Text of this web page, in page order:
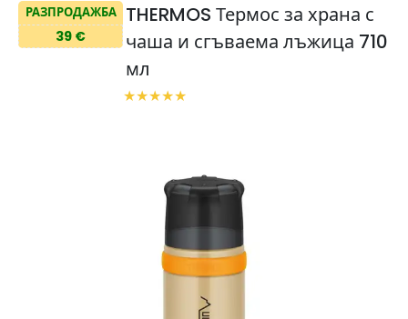
РАЗПРОДАЖБА
39 €
THERMOS Термос за храна с
чаша и сгъваема лъжица 710
мл